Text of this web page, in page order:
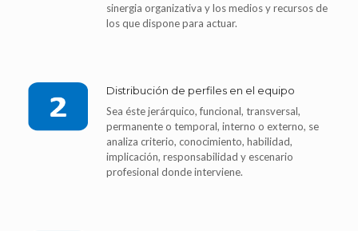
sinergia organizativa y los medios y recursos de
los que dispone para actuar.
Distribución de perfiles en el equipo
Sea éste jerárquico, funcional, transversal,
permanente o temporal, interno o externo, se
analiza criterio, conocimiento, habilidad,
implicación, responsabilidad y escenario
profesional donde interviene.